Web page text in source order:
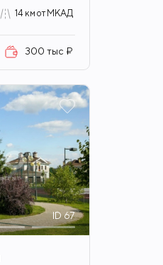
14 км от МКАД
300 тыс ₽
ID67